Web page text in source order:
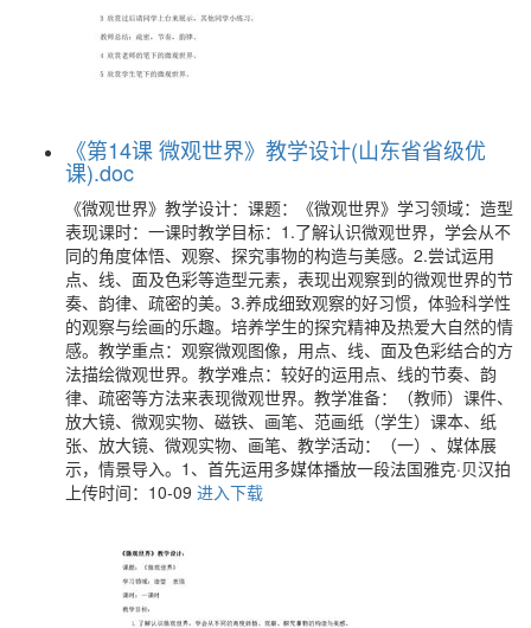
《第14课 微观世界》教学设计(山东省省级优
课).doc
《微观世界》教学设计：课题：《微观世界》学习领域：造型
表现课时：一课时教学目标：1.了解认识微观世界，学会从不
同的角度体悟、观察、探究事物的构造与美感。2.尝试运用
点、线、面及色彩等造型元素，表现出观察到的微观世界的节
奏、韵律、疏密的美。3.养成细致观察的好习惯，体验科学性
的观察与绘画的乐趣。培养学生的探究精神及热爱大自然的情
感。教学重点：观察微观图像，用点、线、面及色彩结合的方
法描绘微观世界。教学难点：较好的运用点、线的节奏、韵
律、疏密等方法来表现微观世界。教学准备：（教师）课件、
放大镜、微观实物、磁铁、画笔、范画纸（学生）课本、纸
张、放大镜、微观实物、画笔、教学活动：（一）、媒体展
示，情景导入。1、首先运用多媒体播放一段法国雅克·贝汉拍
上传时间：10-09 进入下载